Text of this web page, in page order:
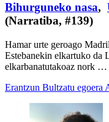
Bihurguneko nasa,
(Narratiba, #139)
Hamar urte geroago
Estebanekin elkartuko da
elkarbanatutakoaz nork …
Erantzun Bultzatu egoera